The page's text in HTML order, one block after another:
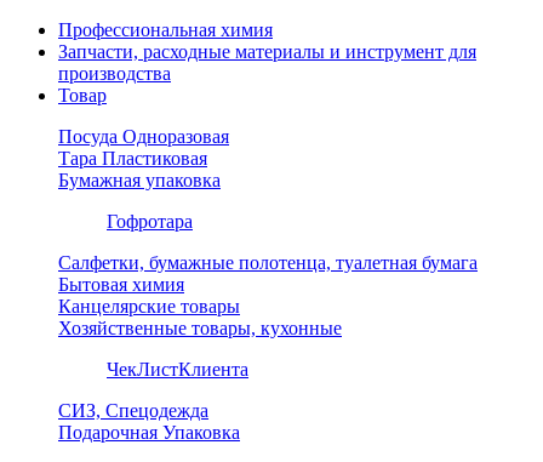
Профессиональная химия
Запчасти, расходные материалы и инструмент для
производства
Товар
Посуда Одноразовая
Тара Пластиковая
Бумажная упаковка
Гофротара
Салфетки, бумажные полотенца, туалетная бумага
Бытовая химия
Канцелярские товары
Хозяйственные товары, кухонные
ЧекЛистКлиента
СИЗ, Спецодежда
Подарочная Упаковка